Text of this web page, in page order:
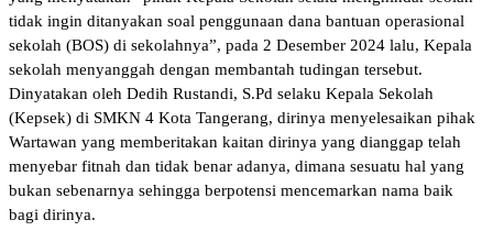
tidak ingin ditanyakan soal penggunaan dana bantuan operasional
sekolah (BOS) di sekolahnya”, pada 2 Desember 2024 lalu, Kepala
sekolah menyanggah dengan membantah tudingan tersebut.
Dinyatakan oleh Dedih Rustandi, S.Pd selaku Kepala Sekolah
(Kepsek) di SMKN 4 Kota Tangerang, dirinya menyelesaikan pihak
Wartawan yang memberitakan kaitan dirinya yang dianggap telah
menyebar fitnah dan tidak benar adanya, dimana sesuatu hal yang
bukan sebenarnya sehingga berpotensi mencemarkan nama baik
bagi dirinya.